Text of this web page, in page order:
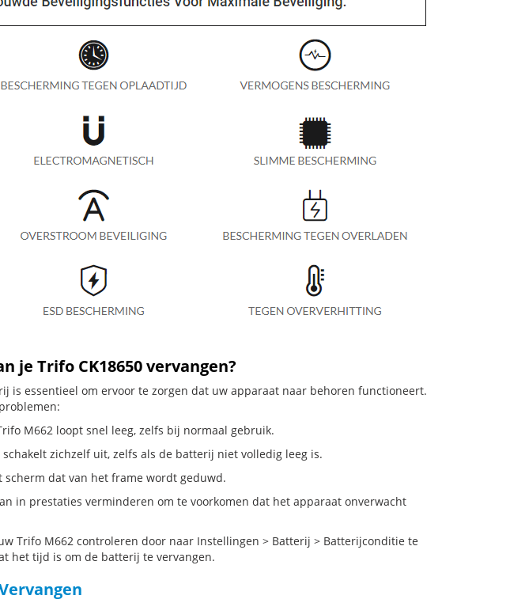
je Trifo CK18650 vervangen?
is essentieel om ervoor te zorgen dat uw apparaat naar behoren functioneert.
M662 loopt snel leeg, zelfs bij normaal gebruik.
zichzelf uit, zelfs als de batterij niet volledig leeg is.
dat van het frame wordt geduwd.
in prestaties verminderen om te voorkomen dat het apparaat onverwacht
Trifo M662 controleren door naar Instellingen > Batterij > Batterijconditie te
het tijd is om de batterij te vervangen.